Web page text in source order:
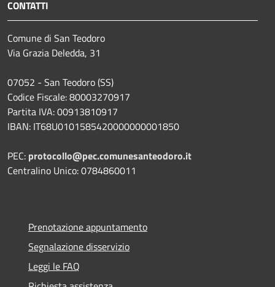
CONTATTI
Comune di San Teodoro
Via Grazia Deledda, 31
07052 - San Teodoro (SS)
Codice Fiscale: 80003270917
Partita IVA: 00913810917
IBAN: IT68U0101585420000000001850
PEC: protocollo@pec.comunesanteodoro.it
Centralino Unico: 0784860011
Prenotazione appuntamento
Segnalazione disservizio
Leggi le FAQ